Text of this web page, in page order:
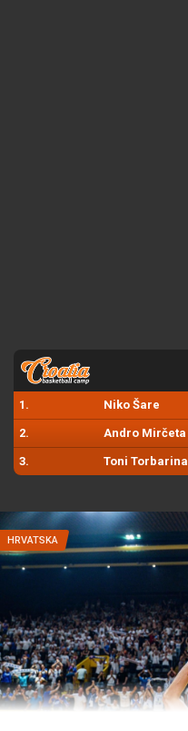
1. Niko Šare
2. Andro Mirčeta
3. Toni Torbarina
HRVATSKA